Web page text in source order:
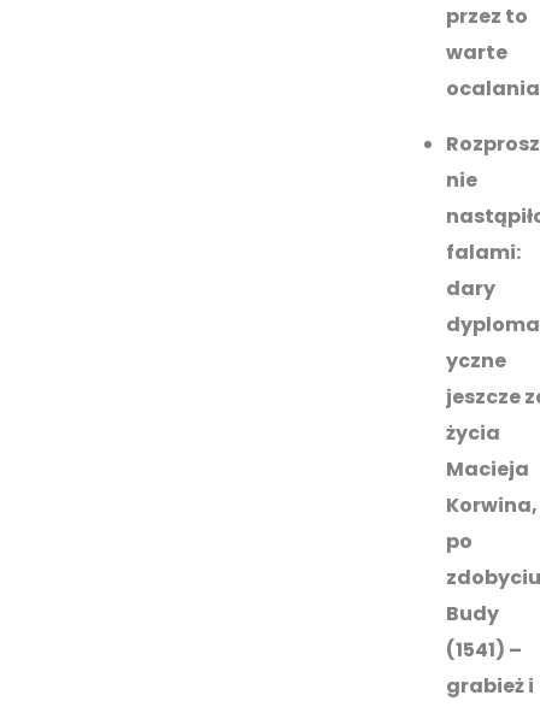
przez to
warte
nie
falami:
dary
yczne
jeszcze
życia
Macieja
po
Budy
(1541) –
grabież i